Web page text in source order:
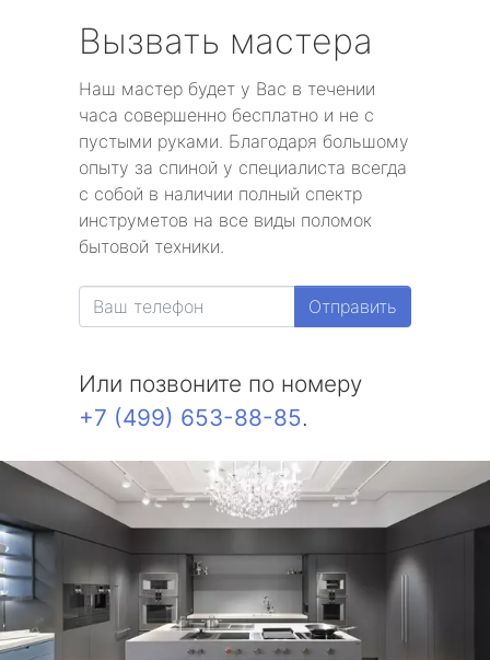
Вызвать мастера
Наш мастер будет у Вас в течении
часа совершенно бесплатно и не с
пустыми руками. Благодаря большому
опыту за спиной у специалиста всегда
с собой в наличии полный спектр
инструметов на все виды поломок
бытовой техники.
Отправить
Или позвоните по номеру
+7 (499) 653-88-85.